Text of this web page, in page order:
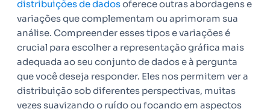
distribuições de dadosoferece outras abordagens e
variações que complementam ou aprimoram sua
análise. Compreender esses tipos e variações é
crucial para escolher a representação gráfica mais
adequada ao seu conjunto de dados e à pergunta
que você deseja responder. Eles nos permitem ver a
distribuição sob diferentes perspectivas, muitas
vezes suavizando o ruído ou focando em aspectos